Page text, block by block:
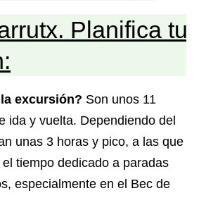
Planifica tu
excursión? Son unos 11
ida y vuelta. Dependiendo del
unas 3 horas y pico, a las que
tiempo dedicado a paradas
especialmente en el Bec de